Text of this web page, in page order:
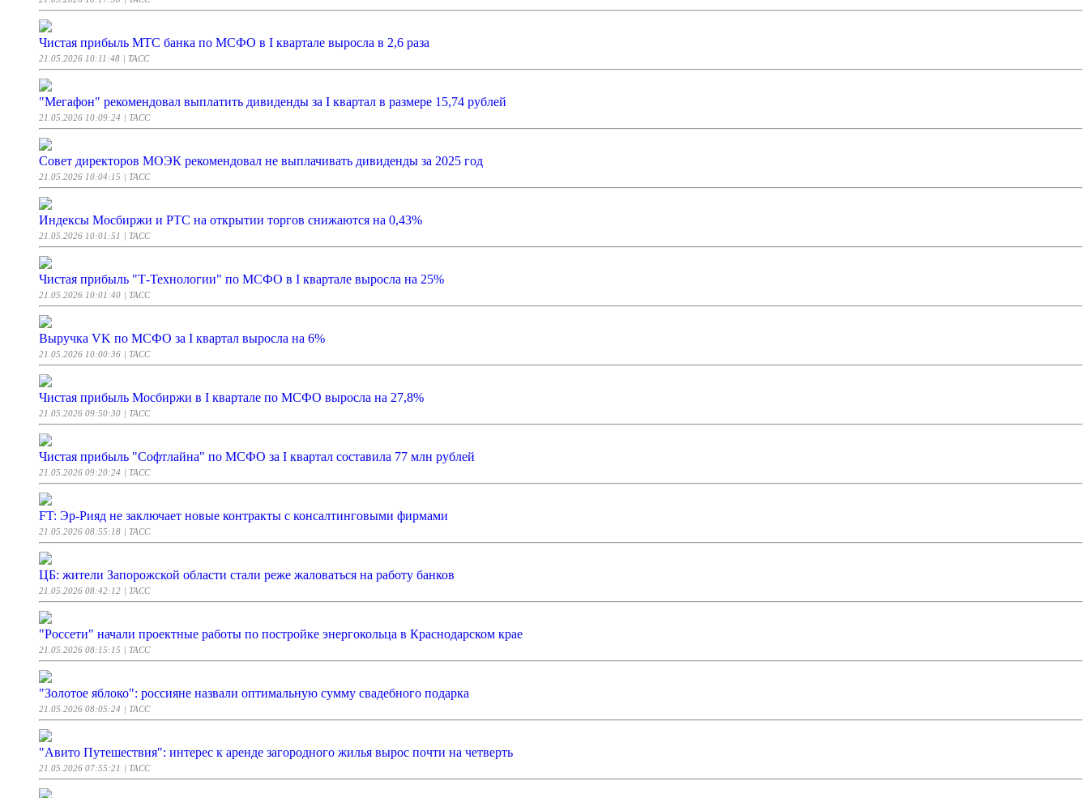
Чистая прибыль МТС банка по МСФО в I квартале выросла в 2,6 раза
21.05.2026 10:11:48 | ТАСС
"Мегафон" рекомендовал выплатить дивиденды за I квартал в размере 15,74 рублей
21.05.2026 10:09:24 | ТАСС
Совет директоров МОЭК рекомендовал не выплачивать дивиденды за 2025 год
21.05.2026 10:04:15 | ТАСС
Индексы Мосбиржи и РТС на открытии торгов снижаются на 0,43%
21.05.2026 10:01:51 | ТАСС
Чистая прибыль "Т-Технологии" по МСФО в I квартале выросла на 25%
21.05.2026 10:01:40 | ТАСС
Выручка VK по МСФО за I квартал выросла на 6%
21.05.2026 10:00:36 | ТАСС
Чистая прибыль Мосбиржи в I квартале по МСФО выросла на 27,8%
21.05.2026 09:50:30 | ТАСС
Чистая прибыль "Софтлайна" по МСФО за I квартал составила 77 млн рублей
21.05.2026 09:20:24 | ТАСС
FT: Эр-Рияд не заключает новые контракты с консалтинговыми фирмами
21.05.2026 08:55:18 | ТАСС
ЦБ: жители Запорожской области стали реже жаловаться на работу банков
21.05.2026 08:42:12 | ТАСС
"Россети" начали проектные работы по постройке энергокольца в Краснодарском крае
21.05.2026 08:15:15 | ТАСС
"Золотое яблоко": россияне назвали оптимальную сумму свадебного подарка
21.05.2026 08:05:24 | ТАСС
"Авито Путешествия": интерес к аренде загородного жилья вырос почти на четверть
21.05.2026 07:55:21 | ТАСС